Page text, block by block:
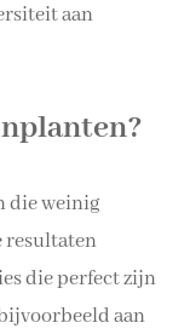
aan
die weinig
resultaten
die perfect zijn
aan